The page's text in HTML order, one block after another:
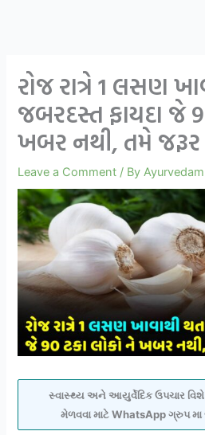
રોજ રાત્રે 1 લસણ
જબરદસ્ત ફાયદા જે
ખબર નથી, તમે જરૂર
Leave a Comment / ByAyurvedam
સ્વાસ્થ્ય અને આયુર્વેદિક ઉપચાર વિશે
મેળવવા માટે WhatsApp ગ્રુપ